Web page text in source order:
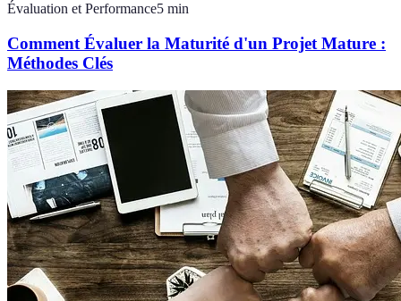
Évaluation et Performance5 min
Comment Évaluer la Maturité d'un Projet Mature :
Méthodes Clés